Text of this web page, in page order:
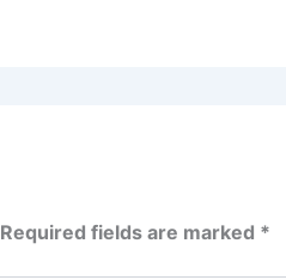
Required fields are marked *